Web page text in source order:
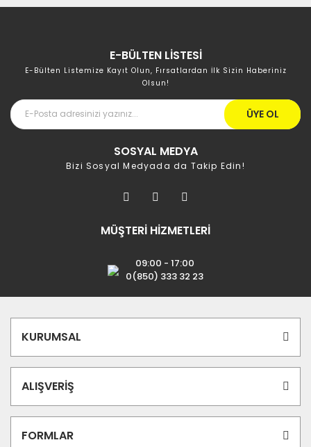
E-BÜLTEN LİSTESİ
E-Bülten Listemize Kayıt Olun, Fırsatlardan İlk Sizin Haberiniz
Olsun!
ÜYE OL
SOSYAL MEDYA
Bizi Sosyal Medyada da Takip Edin!
MÜŞTERİ HİZMETLERİ
09:00 - 17:00
0(850) 333 32 23
KURUMSAL
ALIŞVERİŞ
FORMLAR